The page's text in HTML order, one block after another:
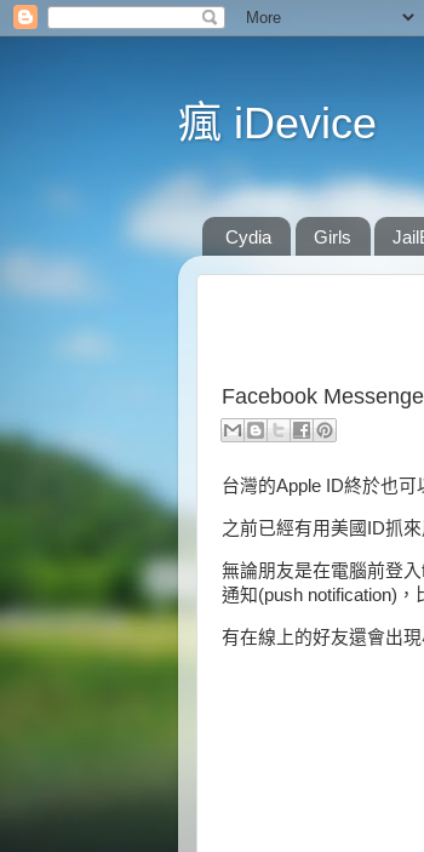
瘋 iDevice
Cydia Girls
Facebook
台灣的Apple ID終於也
之前已經有用美國ID抓
無論朋友是在電腦前登
通知(push notification)
有在線上的好友還會出